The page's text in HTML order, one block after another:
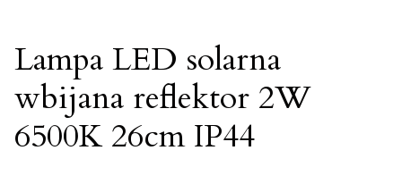
Lampa LED solarna
wbijana reflektor 2W
6500K 26cm IP44